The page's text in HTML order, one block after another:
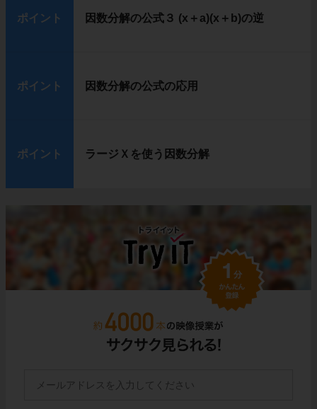
ポイント 因数分解の公式３ (x＋a)(x＋b)の逆
ポイント 因数分解の公式の応用
ポイント ラージＸを使う因数分解